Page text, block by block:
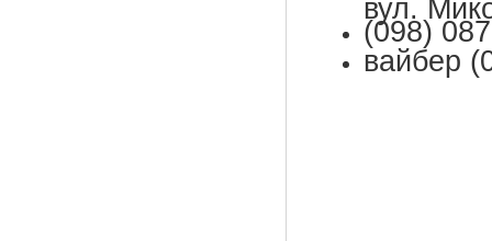
(098)
вайбер